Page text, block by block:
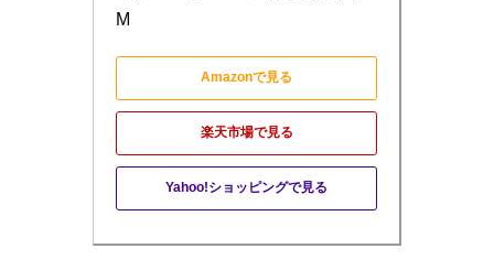
M
Amazonで見る
楽天市場で見る
Yahoo!ショッピングで見る